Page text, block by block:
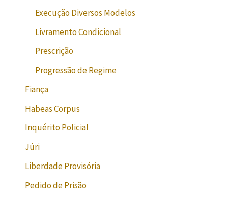
Execução Diversos Modelos
Livramento Condicional
Prescrição
Progressão de Regime
Fiança
Habeas Corpus
Inquérito Policial
Júri
Liberdade Provisória
Pedido de Prisão